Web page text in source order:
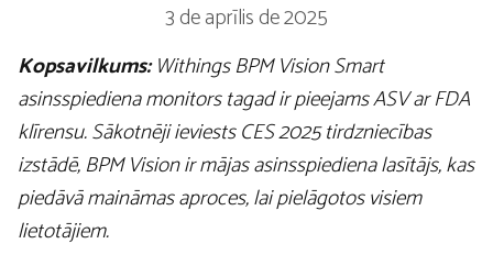
3 de aprīlis de 2025
Kopsavilkums:Withings BPM Vision Smart
asinsspiediena monitors tagad ir pieejams ASV ar FDA
klīrensu. Sākotnēji ieviests CES 2025 tirdzniecības
izstādē, BPM Vision ir mājas asinsspiediena lasītājs, kas
piedāvā maināmas aproces, lai pielāgotos visiem
lietotājiem.